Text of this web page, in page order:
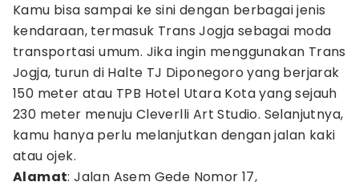
Kamu bisa sampai ke sini dengan berbagai jenis
kendaraan, termasuk Trans Jogja sebagai moda
transportasi umum. Jika ingin menggunakan Trans
Jogja, turun di Halte TJ Diponegoro yang berjarak
150 meter atau TPB Hotel Utara Kota yang sejauh
230 meter menuju Cleverlli Art Studio. Selanjutnya,
kamu hanya perlu melanjutkan dengan jalan kaki
atau ojek.
Alamat: Jalan Asem Gede Nomor 17,